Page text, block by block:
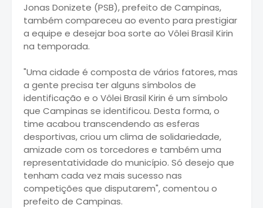
Jonas Donizete (PSB), prefeito de Campinas,
também compareceu ao evento para prestigiar
a equipe e desejar boa sorte ao Vôlei Brasil Kirin
na temporada.
"Uma cidade é composta de vários fatores, mas
a gente precisa ter alguns símbolos de
identificação e o Vôlei Brasil Kirin é um símbolo
que Campinas se identificou. Desta forma, o
time acabou transcendendo as esferas
desportivas, criou um clima de solidariedade,
amizade com os torcedores e também uma
representatividade do município. Só desejo que
tenham cada vez mais sucesso nas
competições que disputarem", comentou o
prefeito de Campinas.